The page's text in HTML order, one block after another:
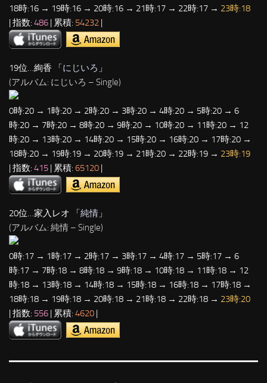
18時:16 → 19時:16 → 20時:16 → 21時:17 → 22時:17 → 23時:18
| 指数: 486 | 累積: 54232 |
19位…絢香 「にじいろ 」
(アルバム: にじいろ – Single)
0時:20 → 1時:20 → 2時:20 → 3時:20 → 4時:20 → 5時:20 → 6
時:20 → 7時:20 → 8時:20 → 9時:20 → 10時:20 → 11時:20 → 12
時:20 → 13時:20 → 14時:20 → 15時:20 → 16時:20 → 17時:20 →
18時:20 → 19時:19 → 20時:19 → 21時:20 → 22時:19 → 23時:19
| 指数: 415 | 累積: 65120 |
20位…家入レオ 「純情 」
(アルバム: 純情 – Single)
0時:17 → 1時:17 → 2時:17 → 3時:17 → 4時:17 → 5時:17 → 6
時:17 → 7時:18 → 8時:18 → 9時:18 → 10時:18 → 11時:18 → 12
時:18 → 13時:18 → 14時:18 → 15時:18 → 16時:18 → 17時:18 →
18時:18 → 19時:18 → 20時:18 → 21時:18 → 22時:18 → 23時:20
| 指数: 556 | 累積: 4620 |